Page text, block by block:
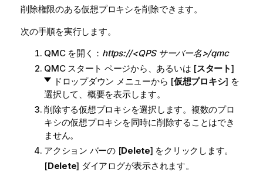
削除権限のある仮想プロキシを削除できます。
次の手順を実行します。
QMCを開く： https://<QPS サーバー名>/qmc
QMCスタート ページから、あるいは [スタート]
ドロップダウン メニューから [仮想プロキシ] を
選択して、概要を表示します。
削除する仮想プロキシを選択します。複数のプロ
キシの仮想プロキシを同時に削除することはでき
ません。
アクション バーの [Delete] をクリックします。
[Delete] ダイアログが表示されます。